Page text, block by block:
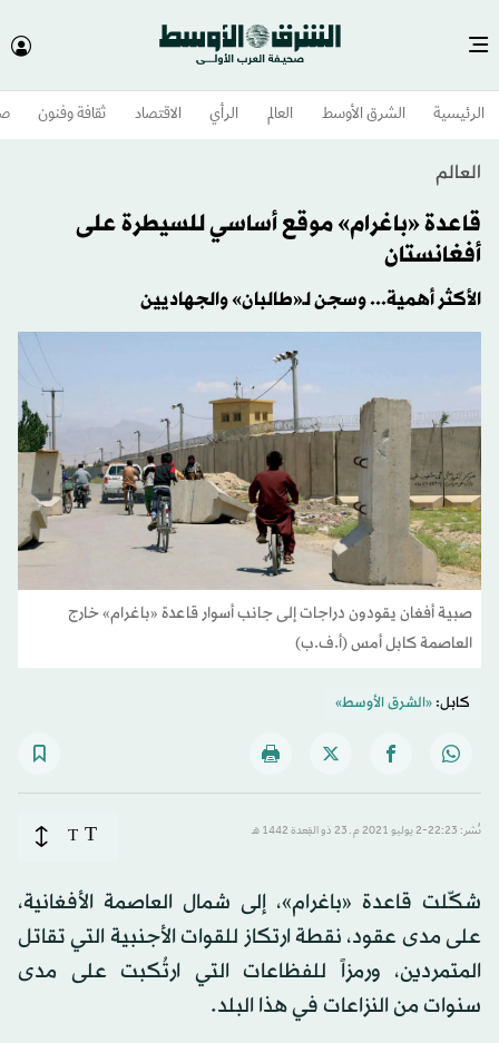
الرئيسية الشرق الأوسط​ العالم الرأي الاقتصاد ثقافة وفنون
العالم
قاعدة «باغرام» موقع أساسي للسيطرة على
أفغانستان
الأكثر أهمية... وسجن لـ«طالبان» والجهاديين
صبية أفغان يقودون دراجات إلى جانب أسوار قاعدة «باغرام» خارج
العاصمة كابل أمس (أ.ف.ب)
كابل:«الشرق الأوسط»
نُشر: 22:23-2 يوليو 2021 م ـ 23 ذو القِعدة 1442 هـ T
T
شكّلت قاعدة «باغرام»، إلى شمال العاصمة الأفغانية،
على مدى عقود، نقطة ارتكاز للقوات الأجنبية التي تقاتل
المتمردين، ورمزاً للفظاعات التي ارتُكبت على مدى
سنوات من النزاعات في هذا البلد.